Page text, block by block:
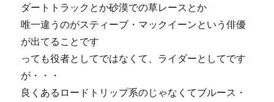
ダートトラックとか砂漠での草レースとか
唯一違うのがスティーブ・マックイーンという俳優
が出てることです
っても役者としてではなくて、ライダーとしてです
が・・・
良くあるロードトリップ系のじゃなくてブルース・